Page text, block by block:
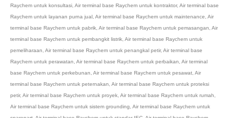
Raychem untuk konsultasi Air terminal base Raychem untuk kontraktor, Air terminal base
Raychem untuk layanan purna jual Air terminal base Raychem untuk maintenance Air
terminal base Raychem untuk pabrik Air terminal base Raychem untuk pemasangan Air
terminal base Raychem untuk pembangkit listrik Air terminal base Raychem untuk
pemeliharaan Air terminal base Raychem untuk penangkal petir, Air terminal base
Raychem untuk perawatan Air terminal base Raychem untuk perbaikan Air terminal
base Raychem untuk perkebunan Air terminal base Raychem untuk pesawat Air
terminal base Raychem untuk peternakan Air terminal base Raychem untuk proteksi
petir, Air terminal base Raychem untuk proyek Air terminal base Raychem untuk rumah
Air terminal base Raychem untuk sistem grounding Air terminal base Raychem untuk